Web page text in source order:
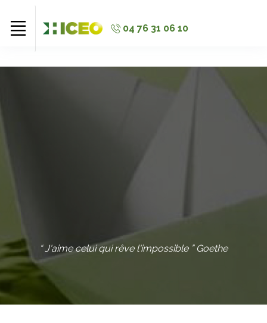
04 76 31 06 10
“ J'aime celui qui rêve l'impossible ” Goethe